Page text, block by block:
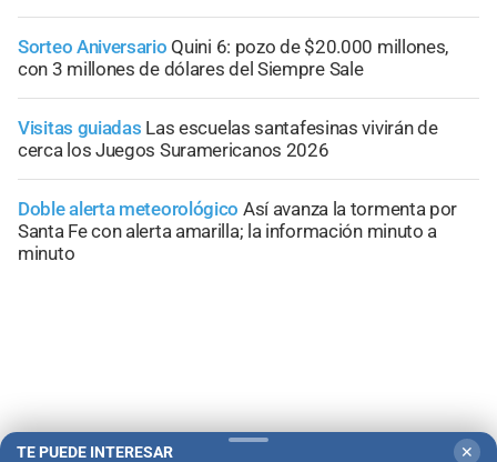
Sorteo Aniversario Quini 6: pozo de $20.000 millones,
con 3 millones de dólares del Siempre Sale
Visitas guiadas Las escuelas santafesinas vivirán de
cerca los Juegos Suramericanos 2026
Doble alerta meteorológico Así avanza la tormenta por
Santa Fe con alerta amarilla; la información minuto a
minuto
TE PUEDE INTERESAR ✕